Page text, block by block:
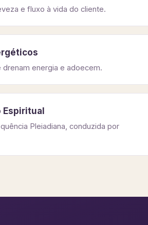
e fluxo à vida do cliente.
drenam energia e adoecem.
Pleiadiana, conduzida por